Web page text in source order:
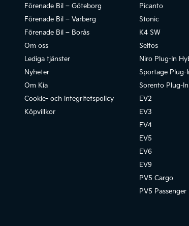
Förenade Bil – Göteborg
Förenade Bil – Varberg
Förenade Bil – Borås
Om oss
Lediga tjänster
Nyheter
Om Kia
Cookie- och integritetspolicy
Köpvillkor
Picanto
Stonic
K4 SW
Seltos
Niro Plug-In
Sportage Plug-
Sorento Plug-
EV2
EV3
EV4
EV5
EV6
EV9
PV5 Cargo
PV5 Passenger